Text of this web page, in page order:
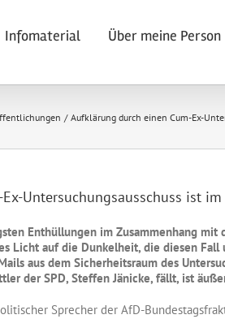
Infomaterial Über meine Person
Aufklärung durch einen Cum-Ex-
Untersuchungsausschuss ist
Enthüllungen im Zusammenhang mit
Licht auf die Dunkelheit, die diesen Fall
aus dem Sicherheitsraum des
der SPD, Steffen Jänicke, fällt, ist
Sprecher der AfD-